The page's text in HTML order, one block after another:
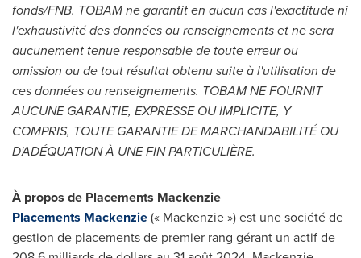
fonds/FNB. TOBAM ne garantit en aucun cas l'exactitude ni
l'exhaustivité des données ou renseignements et ne sera
aucunement tenue responsable de toute erreur ou
omission ou de tout résultat obtenu suite à l'utilisation de
ces données ou renseignements. TOBAM NE FOURNIT
AUCUNE GARANTIE, EXPRESSE OU IMPLICITE, Y
COMPRIS, TOUTE GARANTIE DE MARCHANDABILITÉ OU
D'ADÉQUATION À UNE FIN PARTICULIÈRE.
À propos de Placements Mackenzie
Placements Mackenzie(« Mackenzie ») est une société de
gestion de placements de premier rang gérant un actif de